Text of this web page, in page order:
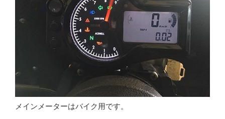
メインメーターはバイク用です。